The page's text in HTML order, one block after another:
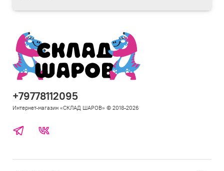
Telegram
+79778112095
Интернет-магазин «СКЛАД ШАРОВ» © 2018-2026